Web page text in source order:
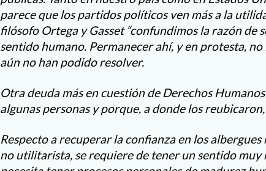
parece que los partidos políticos ven más a la
filósofo Ortega y Gasset “confundimos la razón de
sentido humano. Permanecer ahí, y en protesta,
aún no han podido resolver.
Otra deuda más en cuestión de Derechos
algunas personas y porque, a donde los
Respecto a recuperar la confianza en los
no utilitarista, se requiere de tener un sentido muy